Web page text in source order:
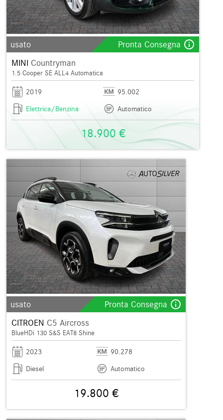
usato Pronta Consegna info_outline
MINI Countryman
1.5 Cooper SE ALL4 Automatica
2019
95.002
Elettrica/Benzina
Automatico
18.900 €
usato Pronta Consegna info_outline
CITROEN C5 Aircross
BlueHDi 130 S&S EAT8 Shine
2023
90.278
Diesel
Automatico
19.800 €